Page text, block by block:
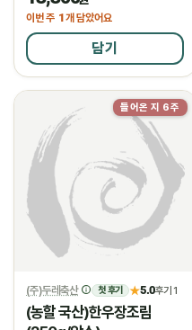
이번 주 1개 담았어요
담기
들어온 지 6주
(주)두레축산 첫 후기 ★5.0후기 1
(농할 국산)한우장조림